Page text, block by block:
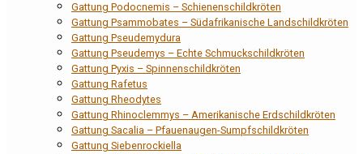
Gattung Podocnemis – Schienenschildkröten
Gattung Psammobates – Südafrikanische Landschildkröten
Gattung Pseudemydura
Gattung Pseudemys – Echte Schmuckschildkröten
Gattung Pyxis – Spinnenschildkröten
Gattung Rafetus
Gattung Rheodytes
Gattung Rhinoclemmys – Amerikanische Erdschildkröten
Gattung Sacalia – Pfauenaugen-Sumpfschildkröten
Gattung Siebenrockiella